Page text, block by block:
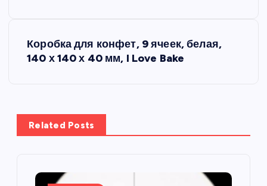
а
ц
Коробка для конфет, 9 ячеек, белая,
140 х 140 х 40 мм, I Love Bake
Related Posts